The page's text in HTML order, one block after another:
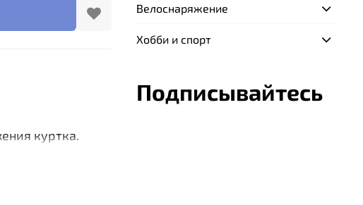
куртка.
эластичным
Велоснаряжение
Хобби и спорт
Подписывайтесь